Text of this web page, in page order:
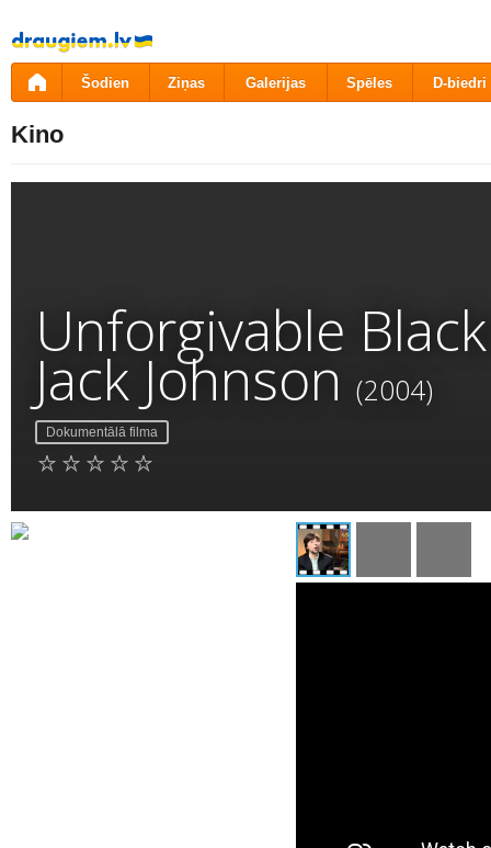
Pāriet
uz
saturu
Šodien Ziņas Galerijas Spēles D-biedri
Kino
Unforgivable
Jack Johnson (2004)
Dokumentālā filma